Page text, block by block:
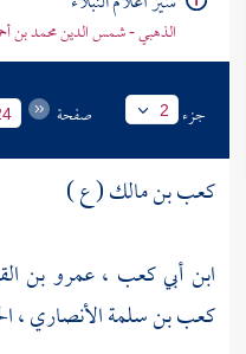
الذهبي - شمس الدين محمد بن
جزء 2 صفحة
كعب بن مالك ( ع )
ابن أبي كعب ، عمرو بن
كعب بن سلمة الأنصاري ،